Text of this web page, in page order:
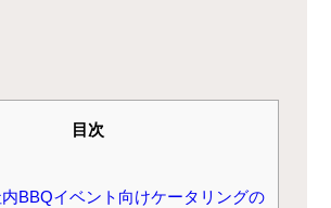
目次
BBQイベント向けケータリングの